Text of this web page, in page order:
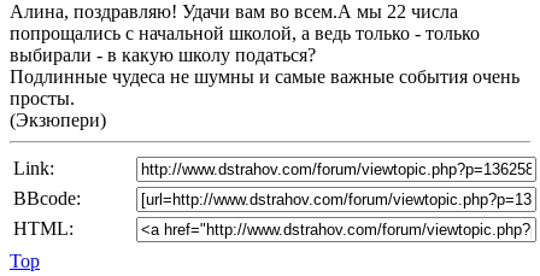
Алина, поздравляю! Удачи вам во всем.А мы 22 числа
попрощались с начальной школой, а ведь только - только
выбирали - в какую школу податься?
Подлинные чудеса не шумны и самые важные события очень
просты.
(Экзюпери)
Link:
BBcode:
HTML:
Top